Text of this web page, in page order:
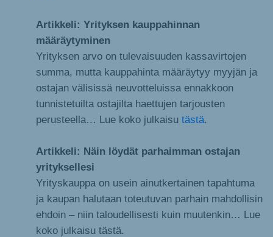
Artikkeli: Yrityksen kauppahinnan
määräytyminen
Yrityksen arvo on tulevaisuuden kassavirtojen
summa, mutta kauppahinta määräytyy myyjän ja
ostajan välisissä neuvotteluissa ennakkoon
tunnistetuilta ostajilta haettujen tarjousten
perusteella… Lue koko julkaisu tästä.
Artikkeli: Näin löydät parhaimman ostajan
yrityksellesi
Yrityskauppa on usein ainutkertainen tapahtuma
ja kaupan halutaan toteutuvan parhain mahdollisin
ehdoin – niin taloudellisesti kuin muutenkin… Lue
koko julkaisu tästä.